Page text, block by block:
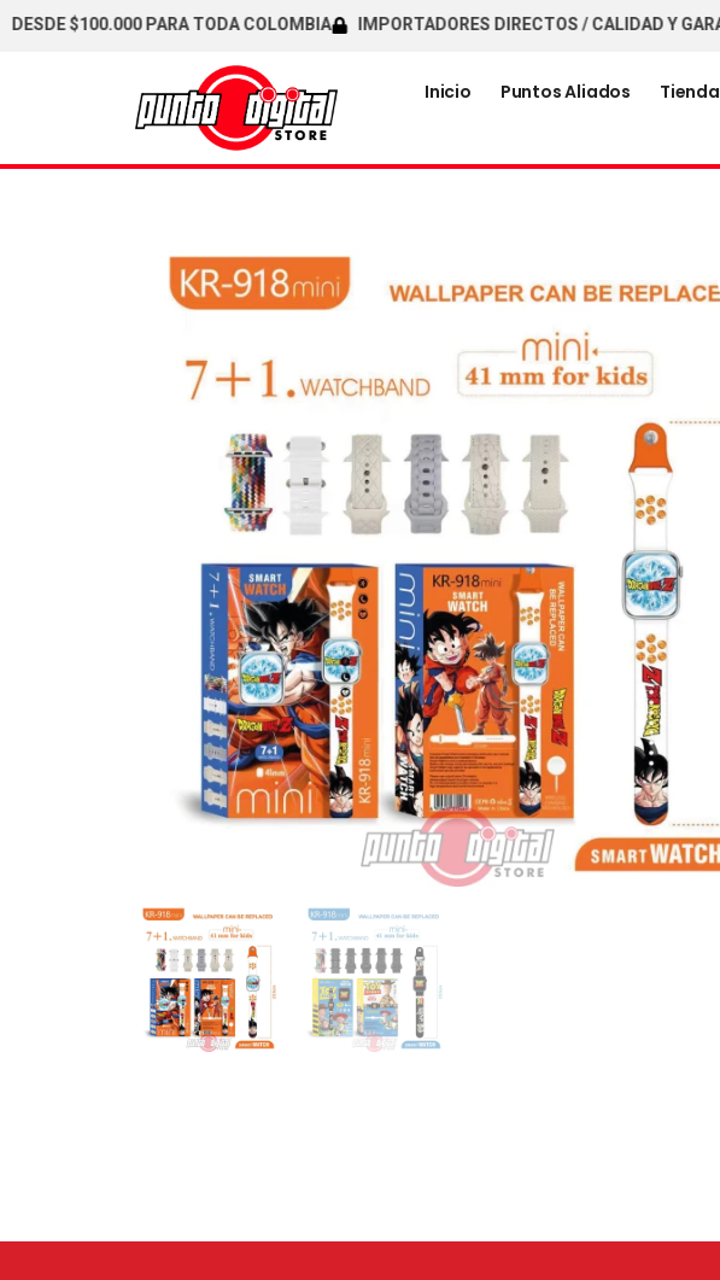
$100.000 PARA TODA COLOMBIA IMPORTADORES DIRECTOS / CALIDAD Y GARANTÍA
Inicio Puntos Aliados Tienda